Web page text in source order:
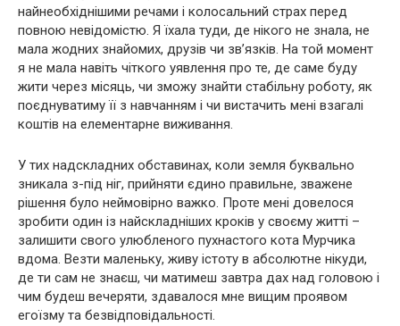
найнеобхіднішими речами і колосальний страх перед
повною невідомістю. Я їхала туди, де нікого не знала, не
мала жодних знайомих, друзів чи зв’язків. На той момент
я не мала навіть чіткого уявлення про те, де саме буду
жити через місяць, чи зможу знайти стабільну роботу, як
поєднуватиму її з навчанням і чи вистачить мені взагалі
коштів на елементарне виживання.
У тих надскладних обставинах, коли земля буквально
зникала з-під ніг, прийняти єдино правильне, зважене
рішення було неймовірно важко. Проте мені довелося
зробити один із найскладніших кроків у своєму житті –
залишити свого улюбленого пухнастого кота Мурчика
вдома. Везти маленьку, живу істоту в абсолютне нікуди,
де ти сам не знаєш, чи матимеш завтра дах над головою і
чим будеш вечеряти, здавалося мне вищим проявом
егоїзму та безвідповідальності.